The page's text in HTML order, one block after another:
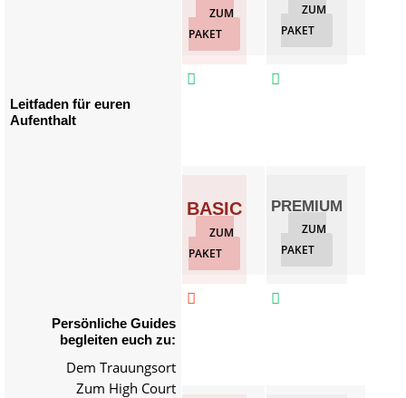
Leitfaden für euren
Aufenthalt
ZUM
PAKET

ZUM
PAKET

Persönliche Guides
begleiten euch zu:
Dem Trauungsort
Zum High Court
BASIC
ZUM
PAKET

PREMIUM
ZUM
PAKET
